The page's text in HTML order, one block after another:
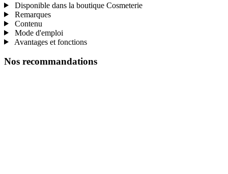
Disponible dans la boutique Cosmeterie
Remarques
Contenu
Mode d'emploi
Avantages et fonctions
Nos recommandations